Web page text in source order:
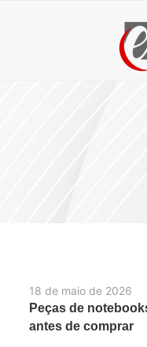
18 de maio de 2026
Peças de
antes de comprar